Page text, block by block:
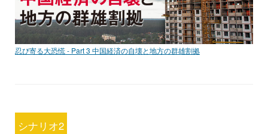
忍び寄る大恐慌 - Part 3 中国経済の自壊と地方の群雄割拠
シナリオ2